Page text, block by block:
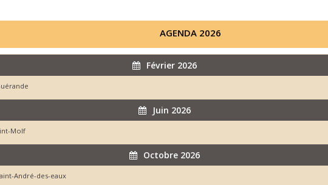
AGENDA 2026
Février 2026
Juin 2026
Molf
Octobre 2026
André-des-eaux